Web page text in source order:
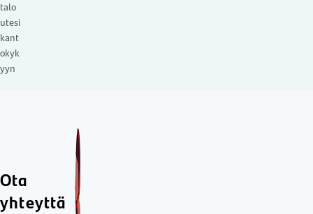
talo
utesi
kant
okyk
yyn
Ota
yhteyttä